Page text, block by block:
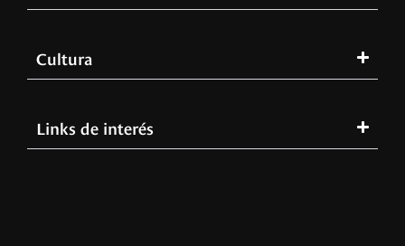
Cultura
Links de interés